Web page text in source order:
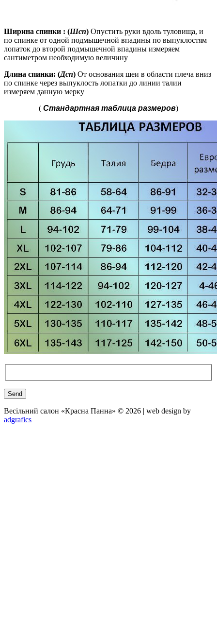
Ширина спинки : (Шсп) Опустить руки вдоль туловища, и
по спинке от одной подмышечной впадины по выпуклостям
лопаток до второй подмышечной впадины измеряем
сантиметром необходимую величину
Длина спинки: (Дсп) От основания шеи в области плеча вниз
по спинке через выпуклость лопатки до линии талии
измеряем данную мерку
( Стандартная таблица размеров)
Весільний салон «Красна Панна» © 2026 | web design by
adgrafics